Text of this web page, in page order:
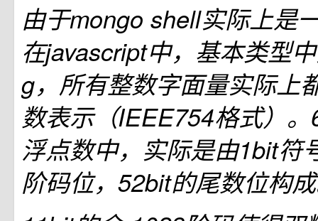
由于mongo shell实际上是
在javascript中，基本类型
g，所有整数字面量实际上
数表示（IEEE754格式）
浮点数中，实际是由1bit符
阶码位，52bit的尾数位构